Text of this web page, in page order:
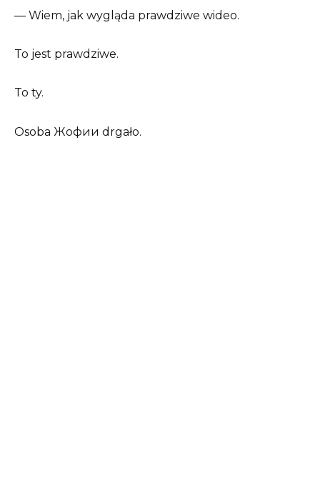
— Wiem, jak wygląda prawdziwe wideo.
To jest prawdziwe.
To ty.
Osoba Жофии drgało.